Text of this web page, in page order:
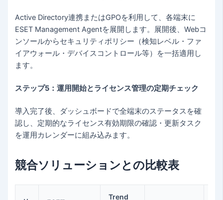
Active Directory連携またはGPOを利用して、各端末に
ESET Management Agentを展開します。展開後、Webコ
ンソールからセキュリティポリシー（検知レベル・ファ
イアウォール・デバイスコントロール等）を一括適用し
ます。
ステップ5：運用開始とライセンス管理の定期チェック
導入完了後、ダッシュボードで全端末のステータスを確
認し、定期的なライセンス有効期限の確認・更新タスク
を運用カレンダーに組み込みます。
競合ソリューションとの比較表
Trend